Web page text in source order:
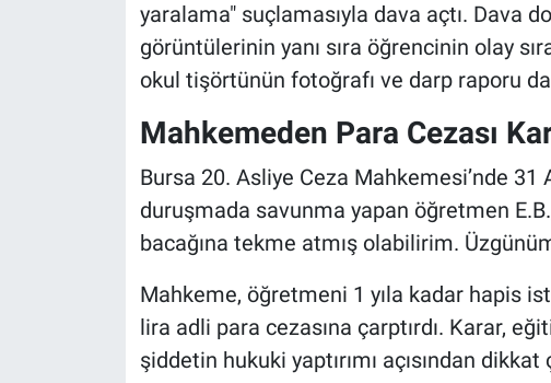
yaralama" suçlamasıyla dava açtı. Dava
görüntülerinin yanı sıra öğrencinin olay
okul tişörtünün fotoğrafı ve darp raporu
Mahkemeden Para Cezası
Bursa 20. Asliye Ceza Mahkemesi’nde
duruşmada savunma yapan öğretmen
bacağına tekme atmış olabilirim.
Mahkeme, öğretmeni 1 yıla kadar hapis
lira adli para cezasına çarptırdı. Karar,
şiddetin hukuki yaptırımı açısından